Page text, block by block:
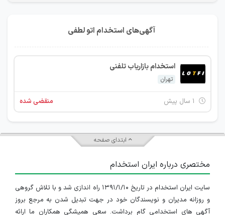
آگهی‌های استخدام اتو لطفی
استخدام بازاریاب تلفنی
تهران
منقضی شده
ابتدای صفحه
مختصری درباره ایران استخدام
سایت ایران استخدام در تاریخ ۱۳۹۱/۱/۱۰ راه اندازی شد و با تلاش گروهی
و روزانه مدیران و نویسندگان خود در جهت تبدیل شدن به مرجع بروز
آگهی های استخدامی گام برداشت. سعی همیشگی همکاران ما ارائه